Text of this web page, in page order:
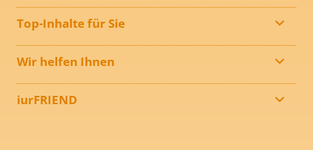
Top-Inhalte für Sie
Wir helfen Ihnen
iurFRIEND